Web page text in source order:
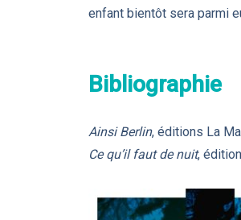
enfant bientôt sera parmi
Bibliographie
Ainsi Berlin, éditions La
Ce qu’il faut de nuit,